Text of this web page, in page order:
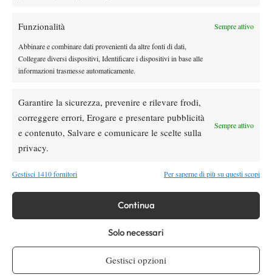
Funzionalità Sempre attivo
Abbinare e combinare dati provenienti da altre fonti di dati,
Collegare diversi dispositivi, Identificare i dispositivi in base alle
informazioni trasmesse automaticamente.
Garantire la sicurezza, prevenire e rilevare frodi,
correggere errori, Erogare e presentare pubblicità
e contenuto, Salvare e comunicare le scelte sulla
privacy.
Sempre attivo
Gestisci 1410 fornitori Per saperne di più su questi scopi
Continua
Solo necessari
Gestisci opzioni
Testata giornalisticaSpazio Tennisregistrata Aut-Trib Milano n°
10268 del 15/09/2025
Editore: VIBES MEDIA SRL
, P.iva 14250480960
HOME
ENTRY LIST